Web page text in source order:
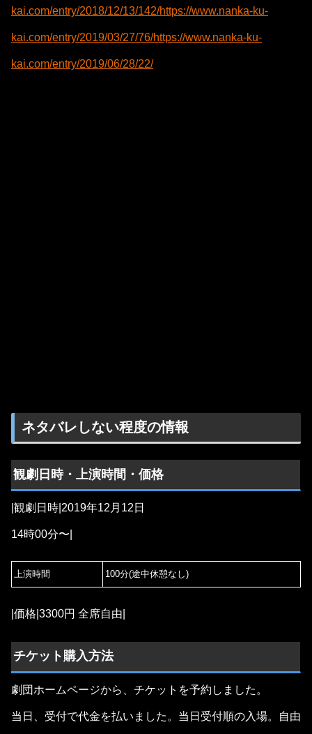
kai.com/entry/2018/12/13/142/https://www.nanka-ku-
kai.com/entry/2019/03/27/76/https://www.nanka-ku-
kai.com/entry/2019/06/28/22/
ネタバレしない程度の情報
観劇日時・上演時間・価格
|観劇日時|2019年12月12日
14時00分〜|
上演時間 100分(途中休憩なし)
|価格|3300円 全席自由|
チケット購入方法
劇団ホームページから、チケットを予約しました。
当日、受付で代金を払いました。当日受付順の入場。自由